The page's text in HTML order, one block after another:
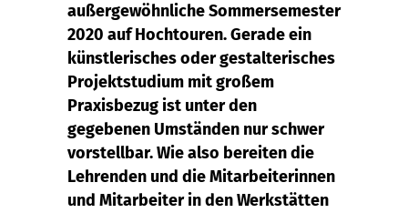
außergewöhnliche Sommersemester
2020 auf Hochtouren. Gerade ein
künstlerisches oder gestalterisches
Projektstudium mit großem
Praxisbezug ist unter den
gegebenen Umständen nur schwer
vorstellbar. Wie also bereiten die
Lehrenden und die Mitarbeiterinnen
und Mitarbeiter in den Werkstätten